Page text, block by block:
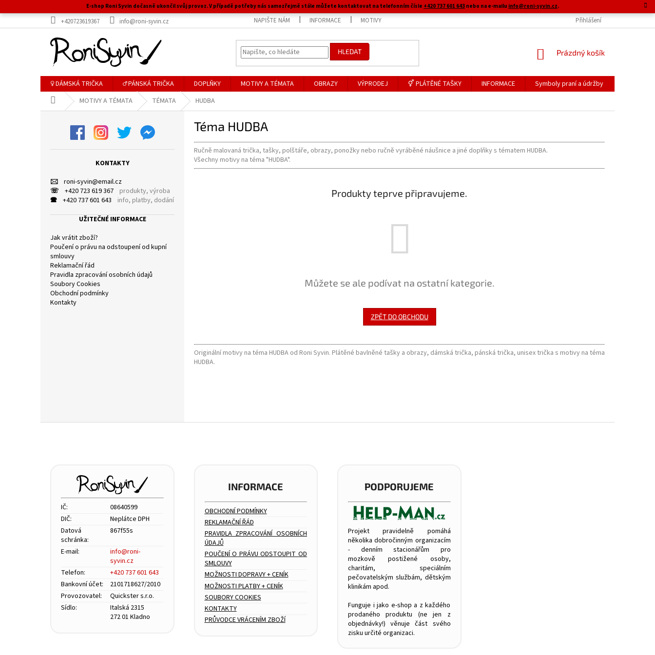
na
E-shop Roni Syvin dočasně ukončil svůj provoz. V případě potřeby nás samozřejmě stále můžete kontaktovat na telefonním čísle +420 737 601 643 nebo na e-mailu info@roni-syvin.cz.
+420723619367 info@roni-syvin.cz NAPIŠTE NÁM INFORMACE MOTIVY Přihlášení
HLEDAT
NÁKUPNÍ
Prázdný košík
♀ DÁMSKÁ TRIČKA ♂ PÁNSKÁ TRIČKA DOPLŇKY MOTIVY A TÉMATA OBRAZY VÝPRODEJ ⚥ PLÁTĚNÉ TAŠKY INFORMACE
Symboly praní a údržby
Domů MOTIVY A TÉMATA TÉMATA HUDBA
KONTAKTY
🖂 roni-syvin@email.cz
☏ +420 723 619 367 produkty, výroba
🕿 +420 737 601 643 info, platby, dodání
UŽITEČNÉ INFORMACE
Jak vrátit zboží?
Poučení o právu na odstoupení od kupní
smlouvy
Reklamační řád
Pravidla zpracování osobních údajů
Soubory Cookies
Obchodní podmínky
Kontakty
Téma HUDBA
Ručně malovaná trička, tašky, polštáře, obrazy, ponožky nebo ručně vyráběné náušnice a jiné doplňky s tématem HUDBA.
Všechny motivy na téma "HUDBA".
Produkty teprve připravujeme.
Můžete se ale podívat na ostatní kategorie.
ZPĚT DO OBCHODU
Originální motivy na téma HUDBA od Roni Syvin. Plátěné bavlněné tašky a obrazy, dámská trička, pánská trička, unisex trička s motivy na téma
HUDBA.
IČ:
08640599
DIČ:
Neplátce DPH
Datová
schránka:
867f55s
E-mail:
info@roni-
syvin.cz
Telefon:
+420 737 601 643
Bankovní účet:
2101718627/2010
Provozovatel:
Quickster s.r.o.
Sídlo:
Italská 2315
272 01 Kladno
INFORMACE
OBCHODNÍ PODMÍNKY
REKLAMAČNÍ ŘÁD
PRAVIDLA ZPRACOVÁNÍ OSOBNÍCH
ÚDAJŮ
POUČENÍ O PRÁVU ODSTOUPIT OD
SMLOUVY
MOŽNOSTI DOPRAVY + CENÍK
MOŽNOSTI PLATBY + CENÍK
SOUBORY COOKIES
KONTAKTY
PRŮVODCE VRÁCENÍM ZBOŽÍ
PODPORUJEME
Projekt pravidelně pomáhá
několika dobročinným organizacím
- denním stacionářům pro
mozkově postižené osoby,
charitám, speciálním
pečovatelským službám, dětským
klinikám apod.
Funguje i jako e-shop a z každého
prodaného produktu (ne jen z
objednávky!) věnuje část svého
zisku určité organizaci.